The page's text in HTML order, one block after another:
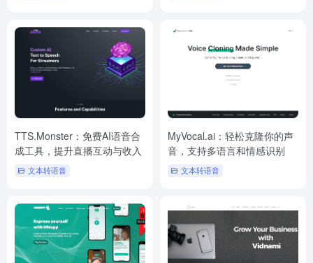
TTS.Monster：免费AI语音合
成工具，提升直播互动与收入
文本转语音
MyVocal.ai：轻松克隆你的声
音，支持多语言和情感识别
文本转语音